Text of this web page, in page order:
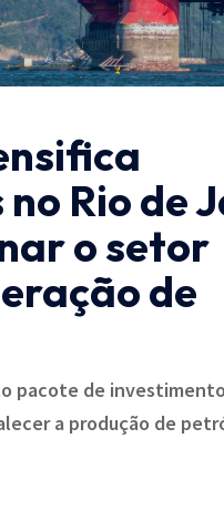
Rio de
o setor
de
pacote de
a produção de